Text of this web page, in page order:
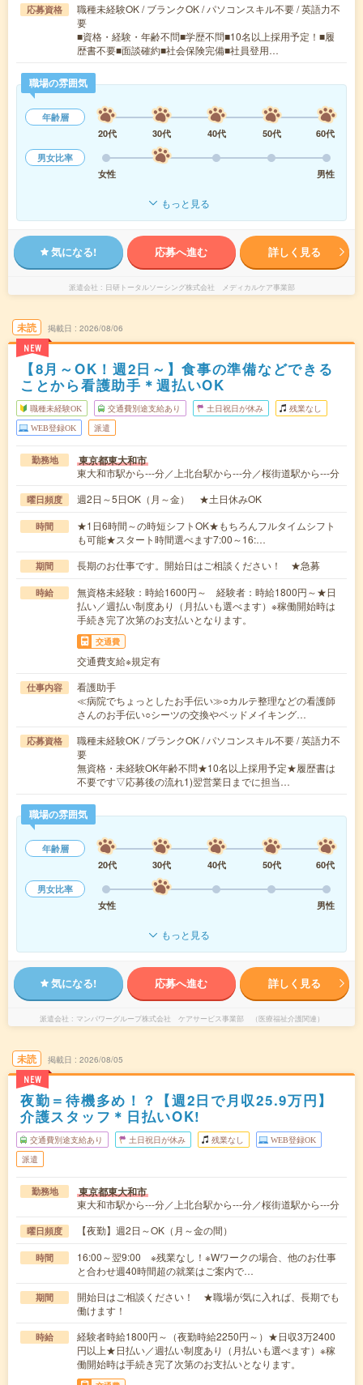
応募資格
職種未経験OK / ブランクOK / パソコンスキル不要 / 英語力不
要
■資格・経験・年齢不問■学歴不問■10名以上採用予定！■履
歴書不要■面談確約■社会保険完備■社員登用…
職場の雰囲気
年齢層
20代
30代 40代 50代
60代
男女比率
女性
男性
もっと見る
気になる! 応募へ進む 詳しく見る
派遣会社 日研トータルソーシング株式会社 メディカルケア事業部
未読
NEW
掲載日 2026/08/06
【8月～OK！週2日～】食事の準備などできる
ことから看護助手＊週払いOK
職種未経験OK 交通費別途支給あり 土日祝日が休み 残業なし
WEB登録OK 派遣
勤務地 東京都東大和市
東大和市駅から---分／上北台駅から---分／桜街道駅から---分
曜日頻度 週2日～5日OK（月～金） ★土日休みOK
時間
★1日6時間～の時短シフトOK★もちろんフルタイムシフト
も可能★スタート時間選べます7:00～16:…
期間 長期のお仕事です。開始日はご相談ください！ ★急募
時給
無資格未経験：時給1600円～ 経験者：時給1800円～★日
払い／週払い制度あり（月払いも選べます）※稼働開始時は
手続き完了次第のお支払いとなります。
交通費
交通費支給※規定有
仕事内容
看護助手
≪病院でちょっとしたお手伝い≫○カルテ整理などの看護師
さんのお手伝い○シーツの交換やベッドメイキング…
応募資格
職種未経験OK / ブランクOK / パソコンスキル不要 / 英語力不
要
無資格・未経験OK年齢不問★10名以上採用予定★履歴書は
不要です▽応募後の流れ1)翌営業日までに担当…
職場の雰囲気
年齢層
20代
30代 40代 50代
60代
男女比率
女性
男性
もっと見る
気になる! 応募へ進む 詳しく見る
派遣会社 マンパワーグループ株式会社 ケアサービス事業部 （医療福祉介護関連）
未読
NEW
掲載日 2026/08/05
夜勤＝待機多め！？【週2日で月収25.9万円】
介護スタッフ＊日払いOK!
交通費別途支給あり 土日祝日が休み 残業なし WEB登録OK
派遣
勤務地 東京都東大和市
東大和市駅から---分／上北台駅から---分／桜街道駅から---分
曜日頻度 【夜勤】週2日～OK（月～金の間）
時間
16:00～翌9:00 ※残業なし！※Wワークの場合、他のお仕事
と合わせ週40時間超の就業はご案内で…
期間
開始日はご相談ください！ ★職場が気に入れば、長期でも
働けます！
時給
経験者時給1800円～（夜勤時給2250円～）★日収3万2400
円以上★日払い／週払い制度あり（月払いも選べます）※稼
働開始時は手続き完了次第のお支払いとなります。